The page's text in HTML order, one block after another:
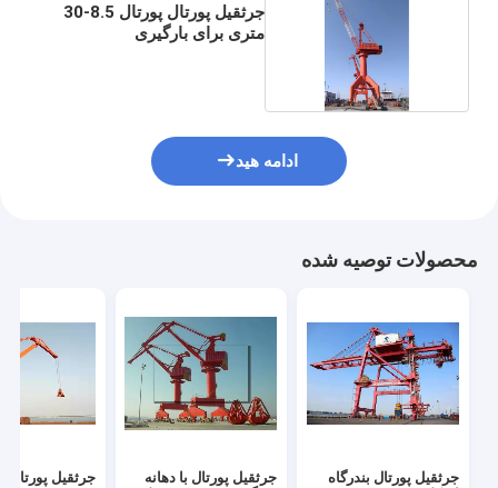
جرثقیل پورتال پورتال 8.5-30
متری برای بارگیری
ادامه هید
محصولات توصیه شده
جرثقیل پورتال بندرگاه
جرثقیل پورتال با دهانه
جرثقیل پورتال